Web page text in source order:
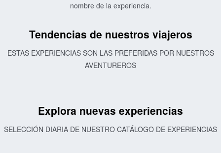
nombre de la experiencia.
Tendencias de nuestros viajeros
ESTAS EXPERIENCIAS SON LAS PREFERIDAS POR NUESTROS
AVENTUREROS
Explora nuevas experiencias
SELECCIÓN DIARIA DE NUESTRO CATÁLOGO DE EXPERIENCIAS